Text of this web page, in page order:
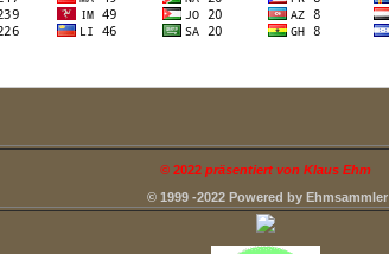
© 2022 präsentiert von Klaus Ehm
© 1999 -2022 Powered by Ehmsammler